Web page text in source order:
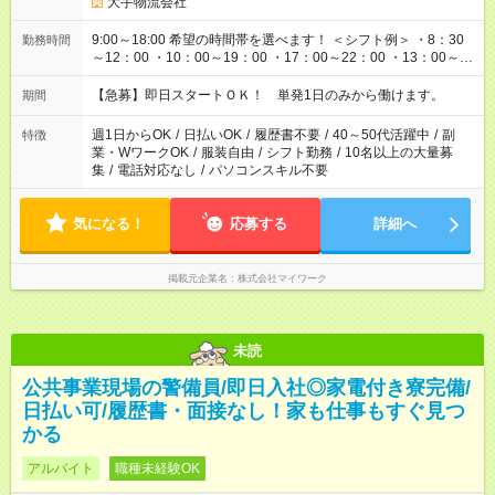
勤務時間
9:00～18:00 希望の時間帯を選べます！ ＜シフト例＞ ・8：30
～12：00 ・10：00～19：00 ・17：00～22：00 ・13：00～
22：00 ・22：00～翌6：00 など
期間 【急募】即日スタートＯＫ！ 単発1日のみから働けます。
特徴 週1日からOK / 日払いOK / 履歴書不要 / 40～50代活躍中 / 副
業・WワークOK / 服装自由 / シフト勤務 / 10名以上の大量募
集 / 電話対応なし / パソコンスキル不要
気になる！ 応募する 詳細へ
掲載元企業名 株式会社マイワーク
未読
公共事業現場の警備員/即日入社◎家電付き寮完備/
日払い可/履歴書・面接なし！家も仕事もすぐ見つ
かる
アルバイト 職種未経験OK